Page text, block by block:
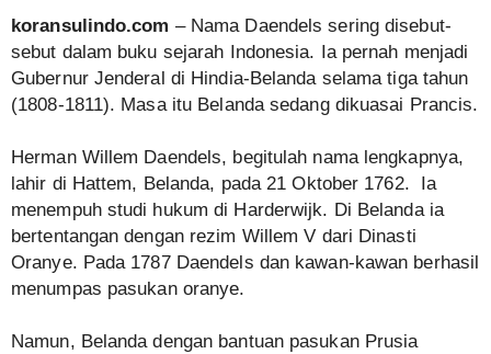
koransulindo.com – Nama Daendels sering disebut-
sebut dalam buku sejarah Indonesia. Ia pernah menjadi
Gubernur Jenderal di Hindia-Belanda selama tiga tahun
(1808-1811). Masa itu Belanda sedang dikuasai Prancis.
Herman Willem Daendels, begitulah nama lengkapnya,
lahir di Hattem, Belanda, pada 21 Oktober 1762. Ia
menempuh studi hukum di Harderwijk. Di Belanda ia
bertentangan dengan rezim Willem V dari Dinasti
Oranye. Pada 1787 Daendels dan kawan-kawan berhasil
menumpas pasukan oranye.
Namun, Belanda dengan bantuan pasukan Prusia